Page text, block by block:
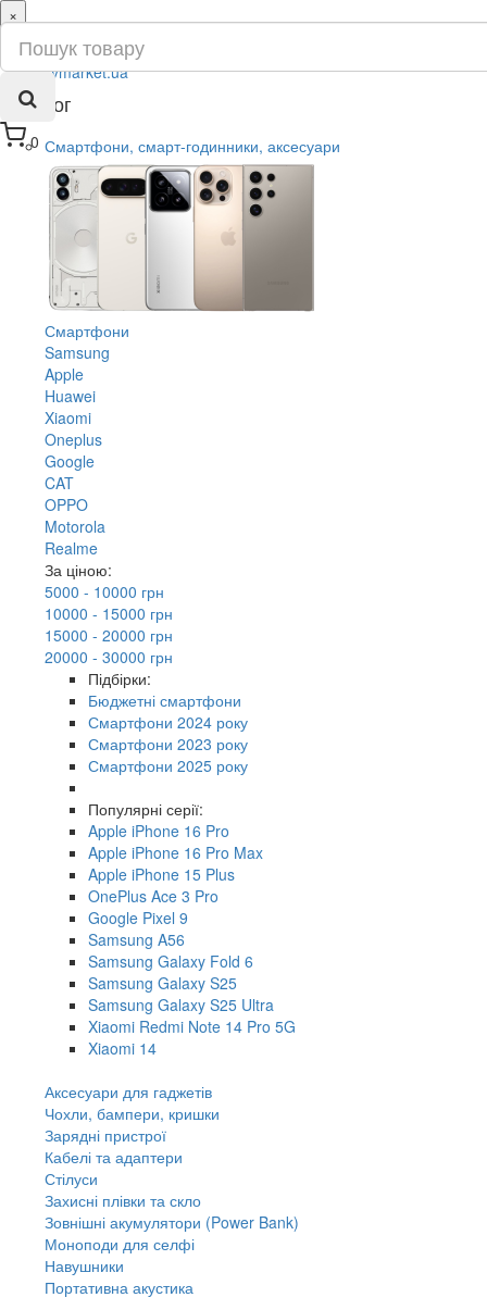
0
×
ru
ua
Каталог
Смартфони, смарт-годинники, аксесуари
Смартфони
Samsung
Apple
Huawei
Xiaomi
Oneplus
Google
CAT
OPPO
Motorola
Realme
За ціною:
5000 - 10000 грн
10000 - 15000 грн
15000 - 20000 грн
20000 - 30000 грн
Підбірки:
Бюджетні смартфони
Смартфони 2024 року
Смартфони 2023 року
Смартфони 2025 року
Популярні серії:
Apple iPhone 16 Pro
Apple iPhone 16 Pro Max
Apple iPhone 15 Plus
OnePlus Ace 3 Pro
Google Pixel 9
Samsung A56
Samsung Galaxy Fold 6
Samsung Galaxy S25
Samsung Galaxy S25 Ultra
Xiaomi Redmi Note 14 Pro 5G
Xiaomi 14
Аксесуари для гаджетів
Чохли, бампери, кришки
Зарядні пристрої
Кабелі та адаптери
Стілуси
Захисні плівки та скло
Зовнішні акумулятори (Power Bank)
Моноподи для селфі
Навушники
Портативна акустика